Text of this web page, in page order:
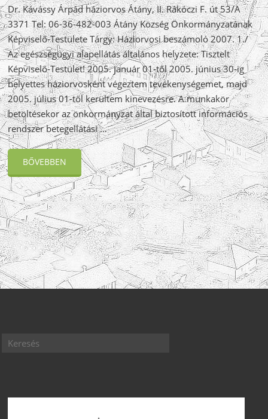
Dr. Kávássy Árpád háziorvos Átány, II. Rákóczi F. út 53/A
3371 Tel: 06-36-482-003 Átány Község Önkormányzatának
Képviselő-Testülete Tárgy: Háziorvosi beszámoló 2007. 1./
Az egészségügyi alapellátás általános helyzete: Tisztelt
Képviselő-Testület! 2005. január 01-től 2005. június 30-ig
helyettes háziorvosként végeztem tevékenységemet, majd
2005. július 01-től kerültem kinevezésre. A munkakör
betöltésekor az önkormányzat által biztosított információs
rendszer betegellátási …
BŐVEBBEN